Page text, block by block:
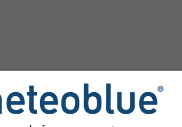
permettent d'accéder aux simulations